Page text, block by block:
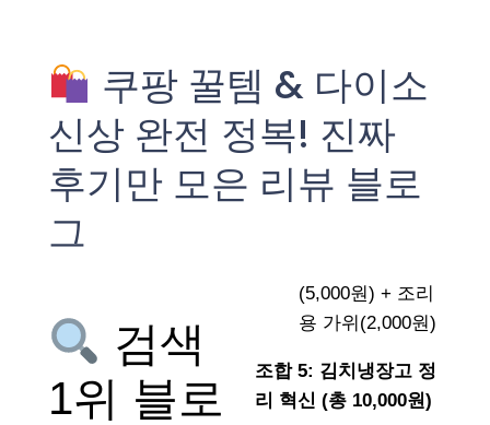
쿠팡 꿀템 & 다이소
신상 완전 정복! 진짜
후기만 모은 리뷰 블로
그
검색
1위 블로
(5,000원) + 조리
용 가위(2,000원)
조합 5: 김치냉장고 정
리 혁신 (총 10,000원)